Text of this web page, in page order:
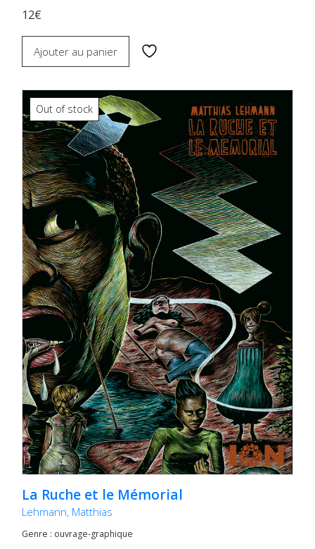
12€
Ajouter au panier
Out of stock
La Ruche et le Mémorial
Lehmann, Matthias
Genre : ouvrage-graphique